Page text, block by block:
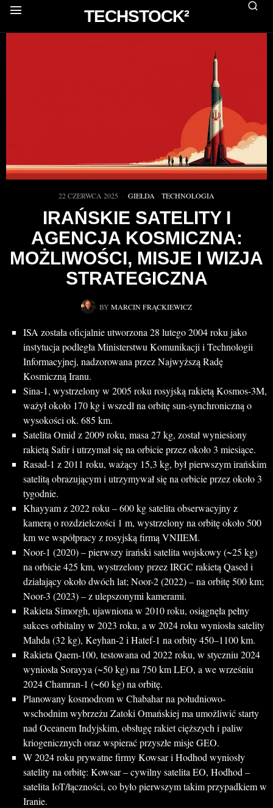
TECHSTOCK²
22 CZERWCA 2025 GIEŁDA · TECHNOLOGIA
IRAŃSKIE SATELITY I
AGENCJA KOSMICZNA:
MOŻLIWOŚCI, MISJE I WIZJA
STRATEGICZNA
BY MARCIN FRĄCKIEWICZ
ISA została oficjalnie utworzona 28 lutego 2004 roku jako
instytucja podległa Ministerstwu Komunikacji i Technologii
Informacyjnej, nadzorowana przez Najwyższą Radę
Kosmiczną Iranu.
Sina-1, wystrzelony w 2005 roku rosyjską rakietą Kosmos-3M,
ważył około 170 kg i wszedł na orbitę sun-synchroniczną o
wysokości ok. 685 km.
Satelita Omid z 2009 roku, masa 27 kg, został wyniesiony
rakietą Safir i utrzymał się na orbicie przez około 3 miesiące.
Rasad-1 z 2011 roku, ważący 15,3 kg, był pierwszym irańskim
satelitą obrazującym i utrzymywał się na orbicie przez około 3
tygodnie.
Khayyam z 2022 roku – 600 kg satelita obserwacyjny z
kamerą o rozdzielczości 1 m, wystrzelony na orbitę około 500
km we współpracy z rosyjską firmą VNIIEM.
Noor-1 (2020) – pierwszy irański satelita wojskowy (~25 kg)
na orbicie 425 km, wystrzelony przez IRGC rakietą Qased i
działający około dwóch lat; Noor-2 (2022) – na orbitę 500 km;
Noor-3 (2023) – z ulepszonymi kamerami.
Rakieta Simorgh, ujawniona w 2010 roku, osiągnęła pełny
sukces orbitalny w 2023 roku, a w 2024 roku wyniosła satelity
Mahda (32 kg), Keyhan-2 i Hatef-1 na orbity 450–1100 km.
Rakieta Qaem-100, testowana od 2022 roku, w styczniu 2024
wyniosła Sorayya (~50 kg) na 750 km LEO, a we wrześniu
2024 Chamran-1 (~60 kg) na orbitę.
Planowany kosmodrom w Chabahar na południowo-
wschodnim wybrzeżu Zatoki Omańskiej ma umożliwić starty
nad Oceanem Indyjskim, obsługę rakiet cięższych i paliw
kriogenicznych oraz wspierać przyszłe misje GEO.
W 2024 roku prywatne firmy Kowsar i Hodhod wyniosły
satelity na orbitę: Kowsar – cywilny satelita EO, Hodhod –
satelita IoT/łączności, co było pierwszym takim przypadkiem w
Iranie.